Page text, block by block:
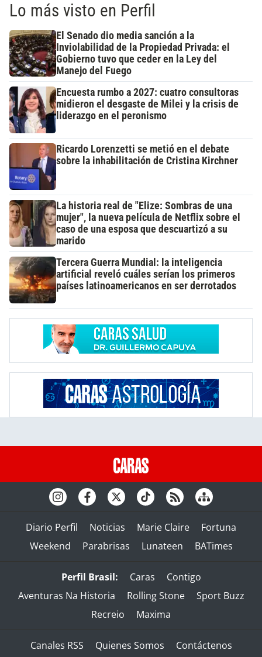
Lo más visto en Perfil
El Senado dio media sanción a la
Inviolabilidad de la Propiedad Privada: el
Gobierno tuvo que ceder en la Ley del
Manejo del Fuego
Encuesta rumbo a 2027: cuatro consultoras
midieron el desgaste de Milei y la crisis de
liderazgo en el peronismo
Ricardo Lorenzetti se metió en el debate
sobre la inhabilitación de Cristina Kirchner
La historia real de "Elize: Sombras de una
mujer", la nueva película de Netflix sobre el
caso de una esposa que descuartizó a su
marido
Tercera Guerra Mundial: la inteligencia
artificial reveló cuáles serían los primeros
países latinoamericanos en ser derrotados
Diario Perfil Noticias Marie Claire
Fortuna
Weekend
Parabrisas Lunateen BATimes
Perfil Brasil: Caras
Contigo
Aventuras Na Historia
Rolling Stone
Sport Buzz
Recreio
Maxima
Canales RSS Quienes Somos Contáctenos